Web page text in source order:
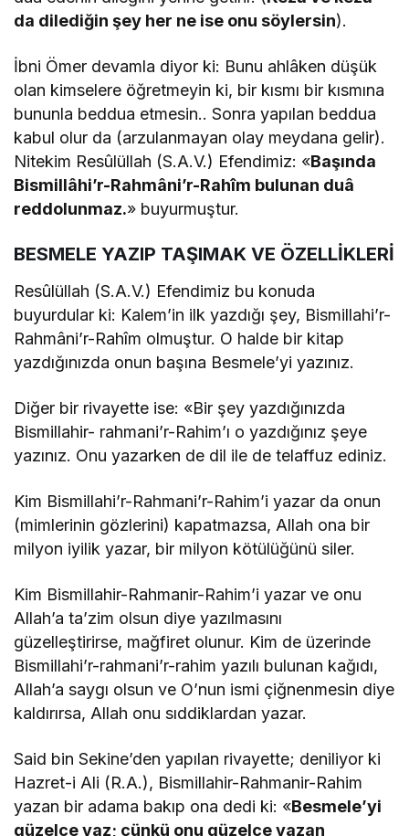
da dilediğin şey her ne ise onu söylersin).
İbni Ömer devamla diyor ki: Bunu ahlâken düşük
olan kimselere öğretmeyin ki, bir kısmı bir kısmına
bununla beddua etmesin.. Sonra yapılan beddua
kabul olur da (arzulanmayan olay meydana gelir).
Nitekim Resûlüllah (S.A.V.) Efendimiz: «Başında
Bismillâhi’r-Rahmâni’r-Rahîm bulunan duâ
reddolunmaz.» buyurmuştur.
BESMELE YAZIP TAŞIMAK VE ÖZELLİKLERİ
Resûlüllah (S.A.V.) Efendimiz bu konuda
buyurdular ki: Kalem’in ilk yazdığı şey, Bismillahi’r-
Rahmâni’r-Rahîm olmuştur. O halde bir kitap
yazdığınızda onun başına Besmele’yi yazınız.
Diğer bir rivayette ise: «Bir şey yazdığınızda
Bismillahir- rahmani’r-Rahim’ı o yazdığınız şeye
yazınız. Onu yazarken de dil ile de telaffuz ediniz.
Kim Bismillahi’r-Rahmani’r-Rahim’i yazar da onun
(mimlerinin gözlerini) kapatmazsa, Allah ona bir
milyon iyilik yazar, bir milyon kötülüğünü siler.
Kim Bismillahir-Rahmanir-Rahim’i yazar ve onu
Allah’a ta’zim olsun diye yazılmasını
güzelleştirirse, mağfiret olunur. Kim de üzerinde
Bismillahi’r-rahmani’r-rahim yazılı bulunan kağıdı,
Allah’a saygı olsun ve O’nun ismi çiğnenmesin diye
kaldırırsa, Allah onu sıddiklardan yazar.
Said bin Sekine’den yapılan rivayette; deniliyor ki
Hazret-i Ali (R.A.), Bismillahir-Rahmanir-Rahim
yazan bir adama bakıp ona dedi ki: «Besmele’yi
güzelce yaz; çünkü onu güzelce yazan